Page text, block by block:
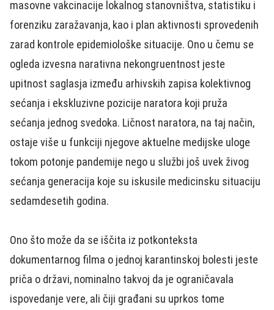
masovne vakcinacije lokalnog stanovništva, statistiku i
forenziku zaražavanja, kao i plan aktivnosti sprovedenih
zarad kontrole epidemiološke situacije. Ono u čemu se
ogleda izvesna narativna nekongruentnost jeste
upitnost saglasja između arhivskih zapisa kolektivnog
sećanja i ekskluzivne pozicije naratora koji pruža
sećanja jednog svedoka. Ličnost naratora, na taj način,
ostaje više u funkciji njegove aktuelne medijske uloge
tokom potonje pandemije nego u službi još uvek živog
sećanja generacija koje su iskusile medicinsku situaciju
sedamdesetih godina.
Ono što može da se iščita iz potkonteksta
dokumentarnog filma o jednoj karantinskoj bolesti jeste
priča o državi, nominalno takvoj da je ograničavala
ispovedanje vere, ali čiji građani su uprkos tome